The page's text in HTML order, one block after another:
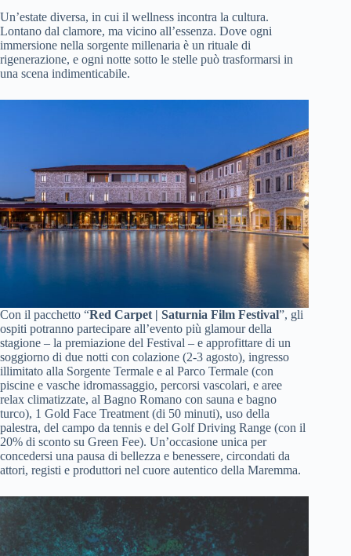
Un’estate diversa, in cui il wellness incontra la cultura.
Lontano dal clamore, ma vicino all’essenza. Dove ogni
immersione nella sorgente millenaria è un rituale di
rigenerazione, e ogni notte sotto le stelle può trasformarsi in
una scena indimenticabile.
Con il pacchetto “Red Carpet | Saturnia Film Festival”, gli
ospiti potranno partecipare all’evento più glamour della
stagione – la premiazione del Festival – e approfittare di un
soggiorno di due notti con colazione (2-3 agosto), ingresso
illimitato alla Sorgente Termale e al Parco Termale (con
piscine e vasche idromassaggio, percorsi vascolari, e aree
relax climatizzate, al Bagno Romano con sauna e bagno
turco), 1 Gold Face Treatment (di 50 minuti), uso della
palestra, del campo da tennis e del Golf Driving Range (con il
20% di sconto su Green Fee). Un’occasione unica per
concedersi una pausa di bellezza e benessere, circondati da
attori, registi e produttori nel cuore autentico della Maremma.